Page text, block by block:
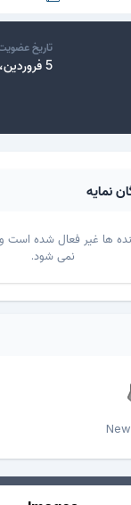
تاریخ عضویت
5 فروردین، 2016
نمایه
ها غیر فعال شده است و
نمی شود.